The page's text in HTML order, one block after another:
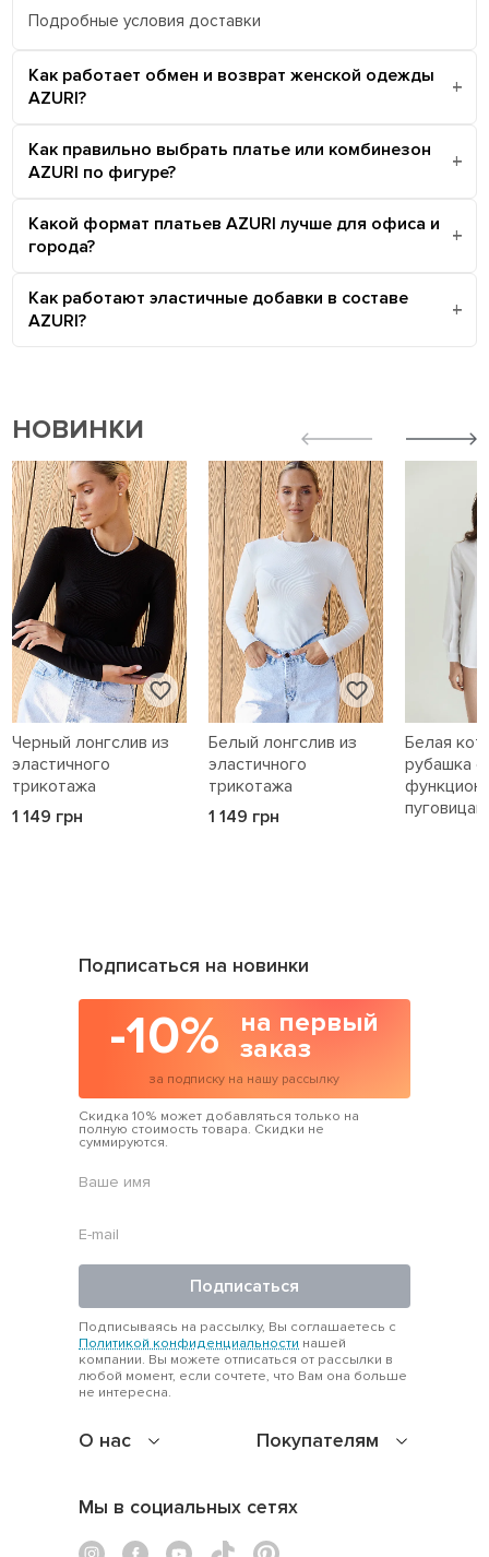
Подробные условия доставки
Как работает обмен и возврат женской одежды
AZURI?
Как правильно выбрать платье или комбинезон
AZURI по фигуре?
Какой формат платьев AZURI лучше для офиса и
города?
Как работают эластичные добавки в составе
AZURI?
НОВИНКИ
Черный лонгслив из
эластичного
трикотажа
1 149 грн
Белый лонгслив из
эластичного
трикотажа
1 149 грн
Белая
рубашка с
О нас Покупателям
Подписаться на новинки
-10%
на первый
заказ
за подписку на нашу рассылку
Скидка 10% может добавляться только на
полную стоимость товара. Скидки не
суммируются.
Подписаться
Подписываясь на рассылку, Вы соглашаетесь с
Политикой конфиденциальности нашей
компании. Вы можете отписаться от рассылки в
любой момент, если сочтете, что Вам она больше
не интересна.
Мы в социальных сетях